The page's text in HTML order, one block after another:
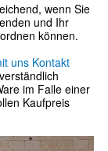
wenn Sie
und Ihr
können.
uns Kontakt
im Falle einer
Kaufpreis